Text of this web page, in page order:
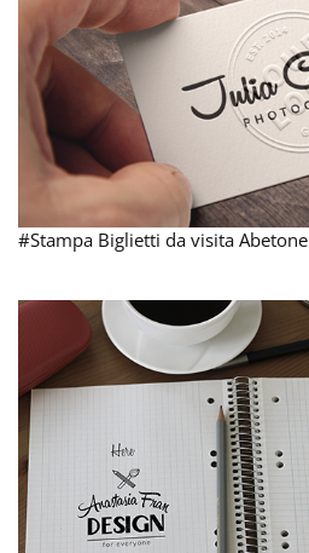
#Stampa Biglietti da visita Abetone